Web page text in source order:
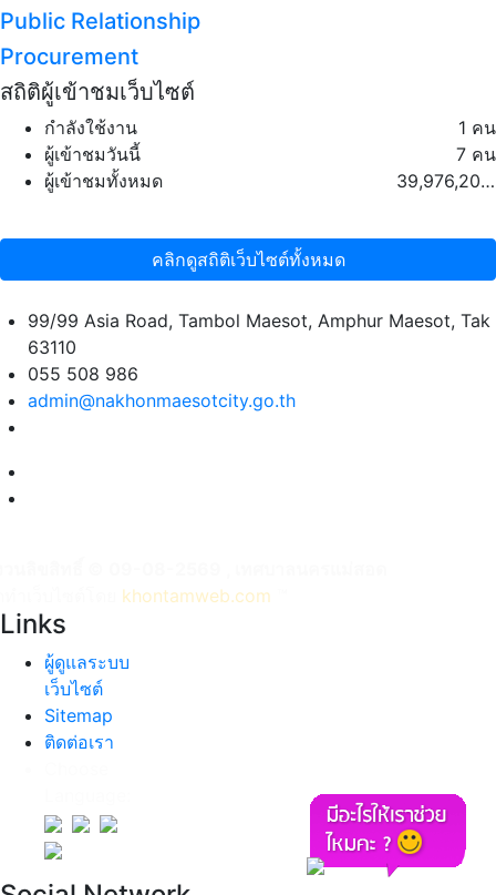
Public Relationship
Procurement
สถิติผู้เข้าชมเว็บไซต์
กำลังใช้งาน
1 คน
ผู้เข้าชมวันนี้
7 คน
ผู้เข้าชมทั้งหมด
39,976,203 คน
คลิกดูสถิติเว็บไซต์ทั้งหมด
99/99 Asia Road, Tambol Maesot, Amphur Maesot, Tak
63110
055 508 986
admin@nakhonmaesotcity.go.th
khontamweb.com
Links
ผู้ดูแลระบบ
เว็บไซต์
Sitemap
ติดต่อเรา